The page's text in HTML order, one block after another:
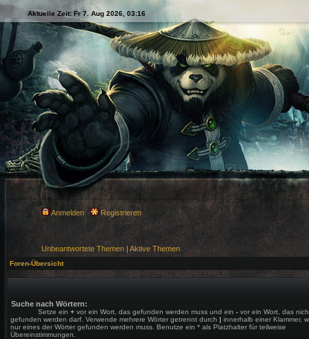
Aktuelle Zeit: Fr 7. Aug 2026, 03:16
Anmelden Registrieren
Unbeantwortete Themen | Aktive Themen
Foren-Übersicht
Suche nach Wörtern:
Setze ein + vor ein Wort, das gefunden werden muss und ein - vor ein Wort, das
gefunden werden darf. Verwende mehrere Wörter getrennt durch | innerhalb einer Klammer,
nur eines der Wörter gefunden werden muss. Benutze ein * als Platzhalter für teilweise
Übereinstimmungen.